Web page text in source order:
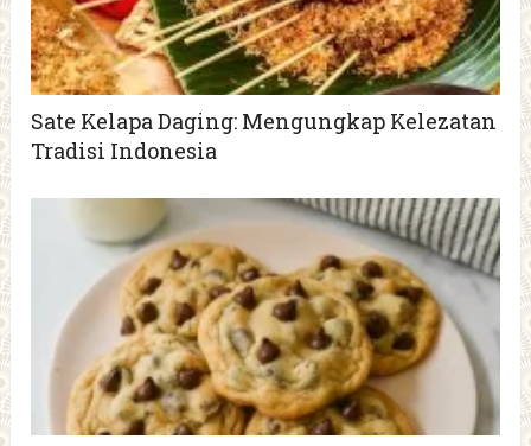
Sate Kelapa Daging: Mengungkap Kelezatan
Tradisi Indonesia